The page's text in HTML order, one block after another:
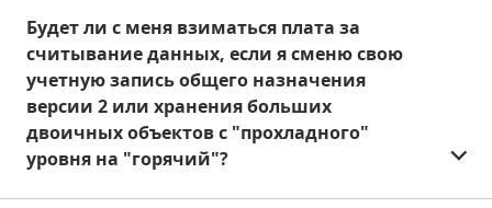
Будет ли с меня взиматься плата за
считывание данных, если я сменю свою
учетную запись общего назначения
версии 2 или хранения больших
двоичных объектов с "прохладного"
уровня на "горячий"?